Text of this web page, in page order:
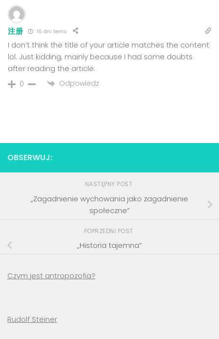
注册 16 dni temu
I don’t think the title of your article matches the content
lol. Just kidding, mainly because I had some doubts
after reading the article.
0 Odpowiedz
OBSERWUJ:
NASTĘPNY POST
„Zagadnienie wychowania jako zagadnienie
społeczne”
POPRZEDNI POST
„Historia tajemna”
Czym jest antropozofia?
Rudolf Steiner